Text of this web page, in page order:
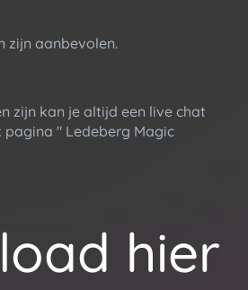
zijn aanbevolen.
zijn kan je altijd een live chat
" Ledeberg Magic
hier